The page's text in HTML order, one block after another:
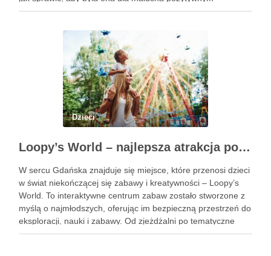
doświadczeniem. Na te pytania odpowiada doświadczony
Dzieci
Loopy’s World – najlepsza atrakcja pod dachem dla dzieci w Gdańsku
W sercu Gdańska znajduje się miejsce, które przenosi dzieci
w świat niekończącej się zabawy i kreatywności – Loopy’s
World. To interaktywne centrum zabaw zostało stworzone z
myślą o najmłodszych, oferując im bezpieczną przestrzeń do
eksploracji, nauki i zabawy. Od zjeżdżalni po tematyczne
strefy, Loopy’s World zaspokaja różnorodne potrzeby dzieci,